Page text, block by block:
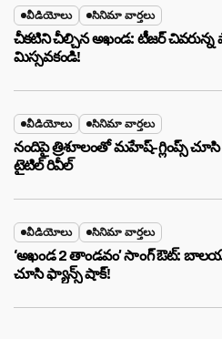
వీడియోలు సినిమా వార్తలు
చీకటిని చీల్చిన అఖండ: టీజర్ చివరున్న
మిస్సవకండి!
వీడియోలు సినిమా వార్తలు
నందిపై త్రిశూలంతో మహేష్-గ్లింప్స్
టైటిల్ రివీల్
వీడియోలు సినిమా వార్తలు
‘అఖండ 2 తాండవం’ సాంగ్ ఔట్:
చూసి ఫ్యాన్స్ షాక్!